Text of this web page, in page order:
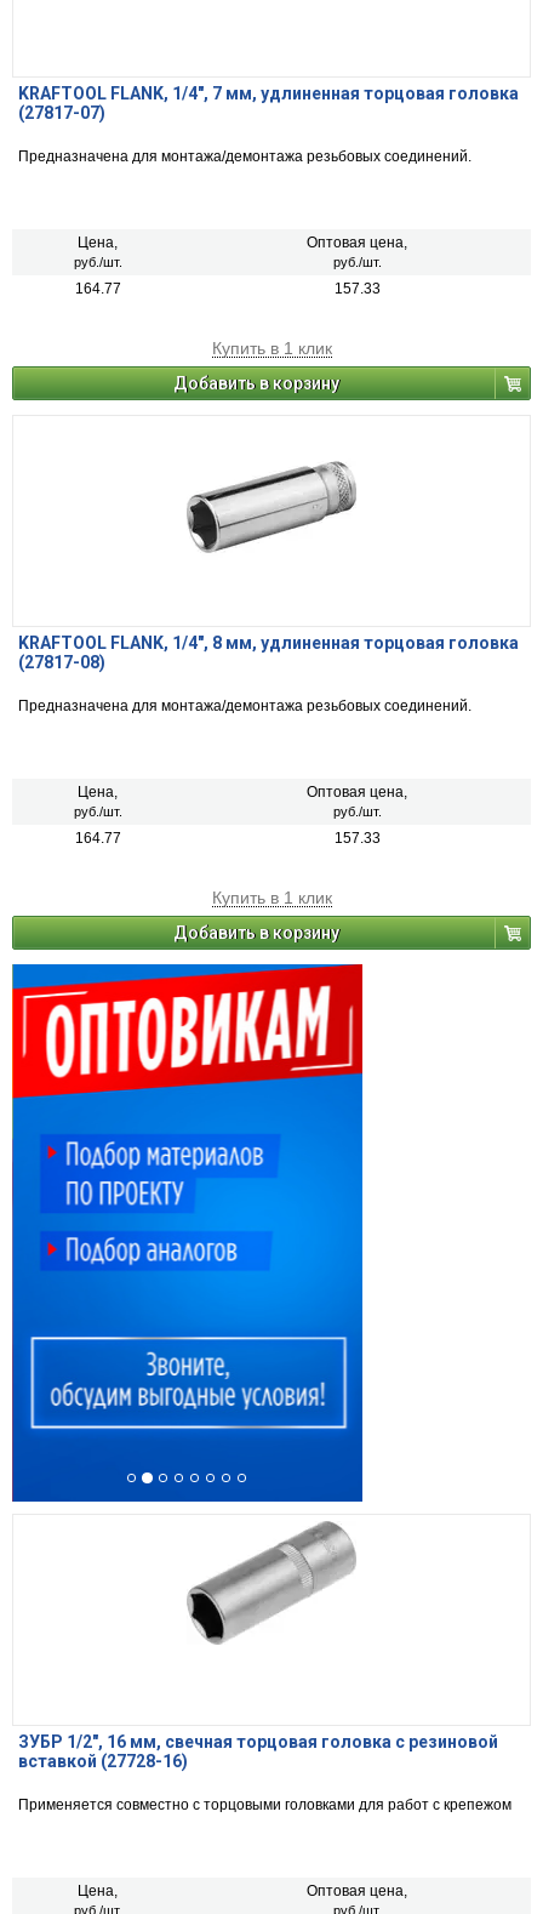
KRAFTOOL FLANK, 1/4″, 7 мм, удлиненная торцовая головка
(27817-07)
Предназначена для монтажа/демонтажа резьбовых соединений.
Цена,
руб./шт.
Оптовая цена,
руб./шт.
164.77 157.33
Купить в 1 клик
Добавить в корзину
KRAFTOOL FLANK, 1/4″, 8 мм, удлиненная торцовая головка
(27817-08)
Предназначена для монтажа/демонтажа резьбовых соединений.
Цена,
руб./шт.
Оптовая цена,
руб./шт.
164.77 157.33
Купить в 1 клик
Добавить в корзину
ЗУБР 1/2″, 16 мм, свечная торцовая головка с резиновой
вставкой (27728-16)
Применяется совместно с торцовыми головками для работ с крепежом
Цена,
руб./шт.
Оптовая цена,
руб./шт.